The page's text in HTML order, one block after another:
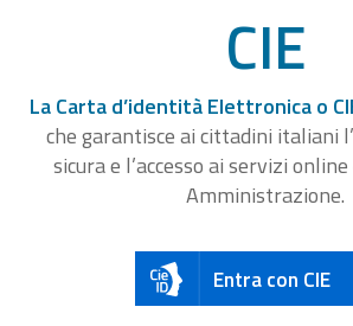
CIE
La Carta d’identità Elettronica o
che garantisce ai cittadini italiani
sicura e l’accesso ai servizi
Amministrazione.
Entra con CIE